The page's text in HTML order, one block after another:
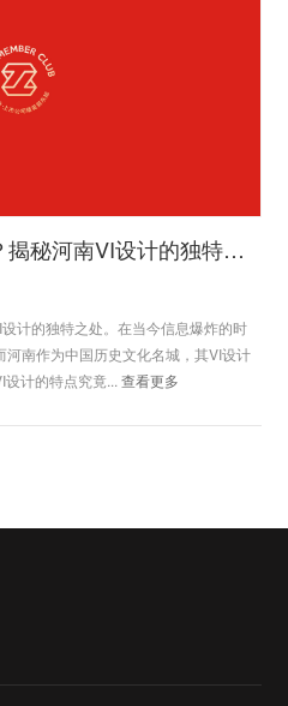
河南vi设计有哪些特点？揭秘河南VI设计的独特之处
计的独特之处。在当今信息爆炸的时
南作为中国历史文化名城，其VI设计
设计的特点究竟...查看更多